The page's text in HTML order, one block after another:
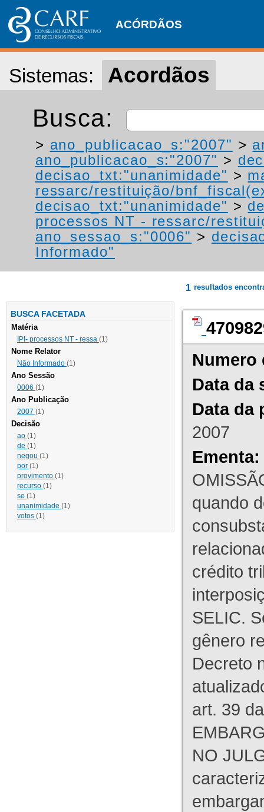
ACÓRDÃOS
Sistemas: Acordãos
Busca:
> ano_publicacao_s:"2007" >
ano_publicacao_s:"2007" >
decisao_txt:"unanimidade" >
ressarc/restituição/
decisao_txt:"unanimidade" >
processos NT - ressarc/
ano_sessao_s:"0006" >
Informado"
BUSCA FACETADA
Matéria
IPI- processos NT - ressa (1)
Nome Relator
Não Informado (1)
Ano Sessão
0006 (1)
Ano Publicação
2007 (1)
Decisão
ao (1)
de (1)
negou (1)
por (1)
provimento (1)
recurso (1)
se (1)
unanimidade (1)
votos (1)
1 resultados
Numero
Data da
Data da
2007
Ementa:
quando
crédito
SELIC.
gênero
Decreto
art. 39
NO